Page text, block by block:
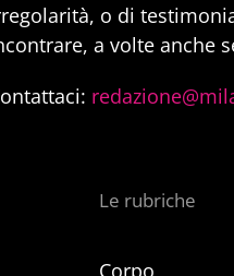
o di
a volte anche
Le rubriche
Corpo